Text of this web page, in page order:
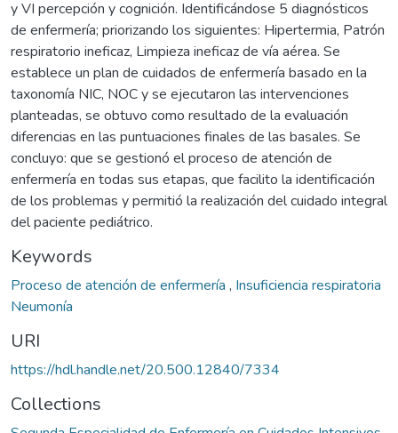
y VI percepción y cognición. Identificándose 5 diagnósticos
de enfermería; priorizando los siguientes: Hipertermia, Patrón
respiratorio ineficaz, Limpieza ineficaz de vía aérea. Se
establece un plan de cuidados de enfermería basado en la
taxonomía NIC, NOC y se ejecutaron las intervenciones
planteadas, se obtuvo como resultado de la evaluación
diferencias en las puntuaciones finales de las basales. Se
concluyo: que se gestionó el proceso de atención de
enfermería en todas sus etapas, que facilito la identificación
de los problemas y permitió la realización del cuidado integral
del paciente pediátrico.
Keywords
Proceso de atención de enfermería , Insuficiencia respiratoria
Neumonía
URI
https://hdl.handle.net/20.500.12840/7334
Collections